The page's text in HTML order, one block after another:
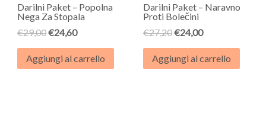
Darilni Paket – Popolna
Nega Za Stopala
€29,00€24,60
Aggiungi al carrello
Darilni Paket – Naravno
Proti Bolečini
€27,20€24,00
Aggiungi al carrello